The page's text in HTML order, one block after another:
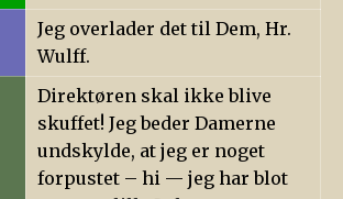
Jeg overlader det til Dem, Hr.
Wulff.
Direktøren skal ikke blive
skuffet! Jeg beder Damerne
undskylde, at jeg er noget
forpustet – hi — jeg har blot